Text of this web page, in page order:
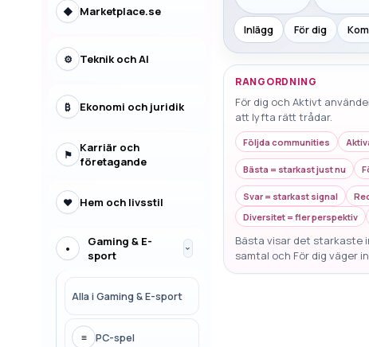
◆ Marketplace.se
⚙ Teknik och AI
₿ Ekonomi och juridik
⚑
Karriär och
företagande
♥ Hem och livsstil
•
Gaming & E-
sport
›
Alla i Gaming & E-sport
≡ PC-spel
Inlägg För dig
RANGORDNING
För dig och Aktivt
att lyfta rätt trådar.
Följda communities
Bästa = starkast just nu
Svar = starkast signal
Diversitet = fler perspektiv
Bästa visar det starkaste
samtal och För dig väger